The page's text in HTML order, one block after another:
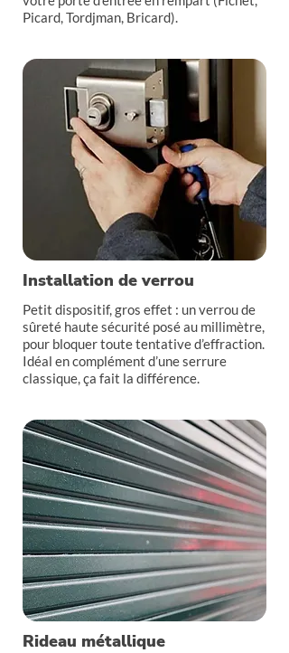
Picard, Tordjman, Bricard).
Installation de verrou
Petit dispositif, gros effet : un verrou de
sûreté haute sécurité posé au millimètre,
pour bloquer toute tentative d’effraction.
Idéal en complément d’une serrure
classique, ça fait la différence.
Rideau métallique